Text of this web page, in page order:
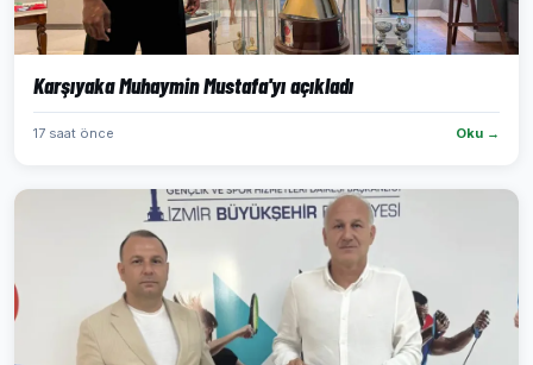
Karşıyaka Muhaymin Mustafa'yı açıkladı
17 saat önce Oku →